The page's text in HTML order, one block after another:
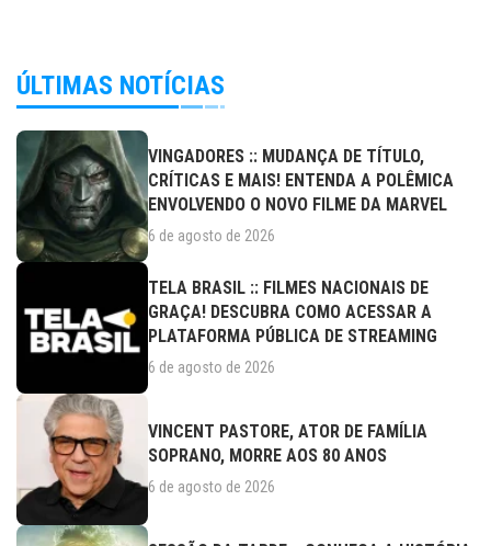
ÚLTIMAS NOTÍCIAS
VINGADORES :: MUDANÇA DE TÍTULO,
CRÍTICAS E MAIS! ENTENDA A POLÊMICA
ENVOLVENDO O NOVO FILME DA MARVEL
6 de agosto de 2026
TELA BRASIL :: FILMES NACIONAIS DE
GRAÇA! DESCUBRA COMO ACESSAR A
PLATAFORMA PÚBLICA DE STREAMING
6 de agosto de 2026
VINCENT PASTORE, ATOR DE FAMÍLIA
SOPRANO, MORRE AOS 80 ANOS
6 de agosto de 2026